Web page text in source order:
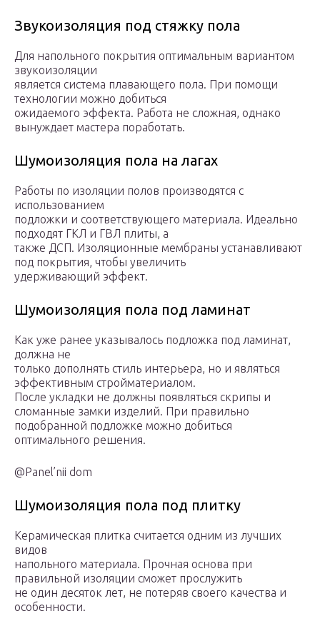
Звукоизоляция под стяжку пола
Для напольного покрытия оптимальным вариантом
звукоизоляции
является система плавающего пола. При помощи
технологии можно добиться
ожидаемого эффекта. Работа не сложная, однако
вынуждает мастера поработать.
Шумоизоляция пола на лагах
Работы по изоляции полов производятся с
использованием
подложки и соответствующего материала. Идеально
подходят ГКЛ и ГВЛ плиты, а
также ДСП. Изоляционные мембраны устанавливают
под покрытия, чтобы увеличить
удерживающий эффект.
Шумоизоляция пола под ламинат
Как уже ранее указывалось подложка под ламинат,
должна не
только дополнять стиль интерьера, но и являться
эффективным стройматериалом.
После укладки не должны появляться скрипы и
сломанные замки изделий. При правильно
подобранной подложке можно добиться
оптимального решения.
@Panel’nii dom
Шумоизоляция пола под плитку
Керамическая плитка считается одним из лучших
видов
напольного материала. Прочная основа при
правильной изоляции сможет прослужить
не один десяток лет, не потеряв своего качества и
особенности.